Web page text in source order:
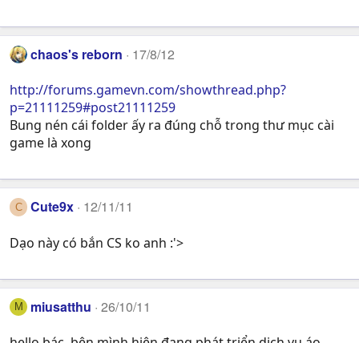
chaos's reborn 17/8/12
http://forums.gamevn.com/showthread.php?
p=21111259#post21111259
Bung nén cái folder ấy ra đúng chỗ trong thư mục cài
game là xong
C Cute9x 12/11/11
Dạo này có bắn CS ko anh :'>
M miusatthu 26/10/11